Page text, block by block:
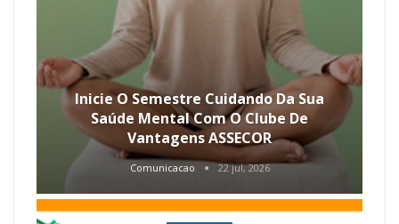
Inicie O Semestre Cuidando Da Sua
Saúde Mental Com O Clube De
Vantagens ASSECOR
Comunicacao 22 jul, 2026